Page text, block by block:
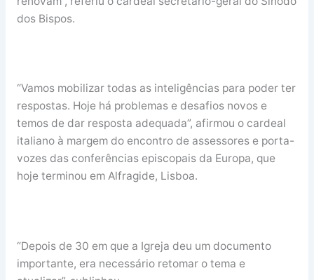
dos Bispos.
“Vamos mobilizar todas as inteligências para poder ter
respostas. Hoje há problemas e desafios novos e
temos de dar resposta adequada”, afirmou o cardeal
italiano à margem do encontro de assessores e porta-
vozes das conferências episcopais da Europa, que
hoje terminou em Alfragide, Lisboa.
“Depois de 30 em que a Igreja deu um documento
importante, era necessário retomar o tema e